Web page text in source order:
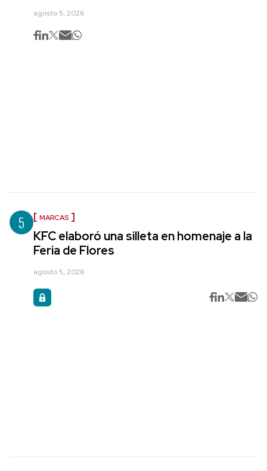
agosto 5, 2026
5 MARCAS
KFC elaboró una silleta en homenaje a la
Feria de Flores
agosto 5, 2026